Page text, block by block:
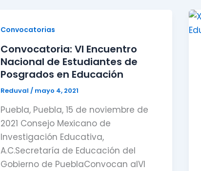
Convocatorias
Convocatoria: VI Encuentro
Nacional de Estudiantes de
Posgrados en Educación
Reduval / mayo 4, 2021
Puebla, Puebla, 15 de noviembre de
2021 Consejo Mexicano de
Investigación Educativa,
A.C.Secretaría de Educación del
Gobierno de PueblaConvocan alVI